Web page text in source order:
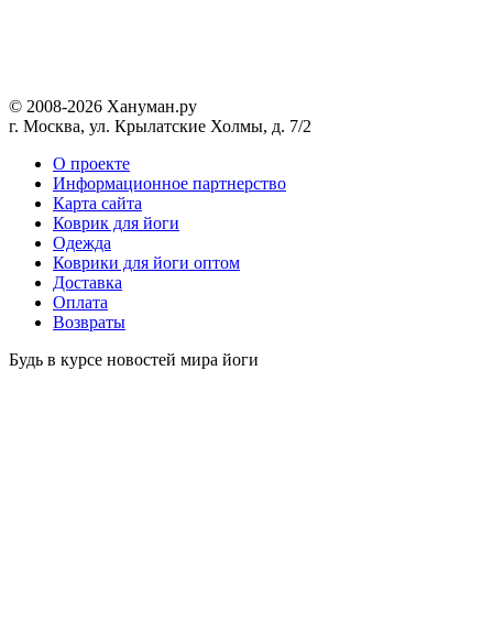
© 2008-2026 Хануман.ру
г. Москва, ул. Крылатские Холмы, д. 7/2
O проекте
Информационное партнерство
Карта сайта
Коврик для йоги
Одежда
Коврики для йоги оптом
Доставка
Оплата
Возвраты
Будь в курсе новостей мира йоги